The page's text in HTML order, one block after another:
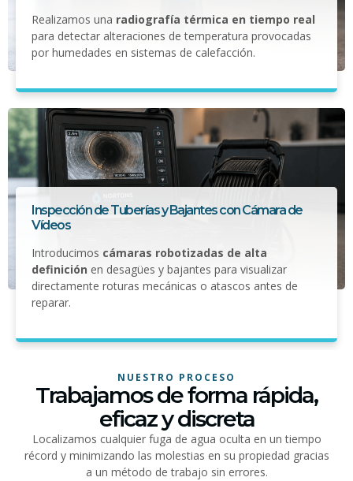
Realizamos una radiografía térmica en tiempo real
para detectar alteraciones de temperatura provocadas
por humedades en sistemas de calefacción.
Inspección de Tuberías y Bajantes con Cámara de
Vídeos
Introducimos cámaras robotizadas de alta
definición en desagües y bajantes para visualizar
directamente roturas mecánicas o atascos antes de
reparar.
NUESTRO PROCESO
Trabajamos de forma rápida,
eficaz y discreta
Localizamos cualquier fuga de agua oculta en un tiempo
récord y minimizando las molestias en su propiedad gracias
a un método de trabajo sin errores.